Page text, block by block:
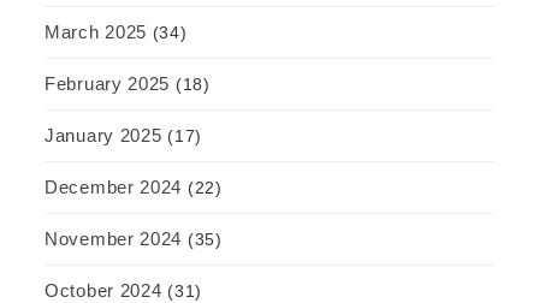
March 2025 (34)
February 2025 (18)
January 2025 (17)
December 2024 (22)
November 2024 (35)
October 2024 (31)